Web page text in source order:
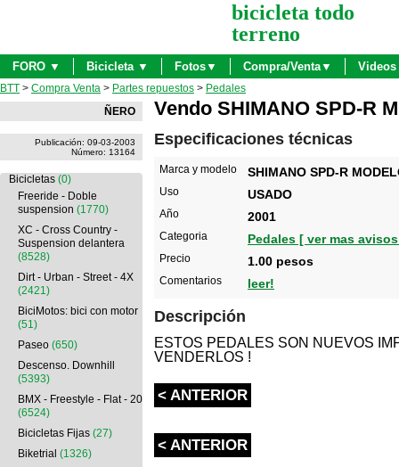
bicicleta todo
terreno
FORO ▼ Bicicleta ▼ Fotos▼ Compra/Venta▼ Videos
BTT > Compra Venta > Partes repuestos > Pedales
Vendo SHIMANO SPD-R
Especificaciones técnicas
Marca y modelo SHIMANO SPD-R
Uso USADO
Año 2001
Categoria Pedales [ ver mas
Precio 1.00 pesos
Comentarios leer!
Descripción
ESTOS PEDALES SON NUEVOS
VENDERLOS !
< ANTERIOR
< ANTERIOR
ÑERO
Publicación: 09-03-2003
Número: 13164
Bicicletas (0)
Freeride - Doble
suspension (1770)
XC - Cross Country -
Suspension delantera
(8528)
Dirt - Urban - Street - 4X
(2421)
BiciMotos: bici con motor
(51)
Paseo (650)
Descenso. Downhill
(5393)
BMX - Freestyle - Flat - 20
(6524)
Bicicletas Fijas (27)
Biketrial (1326)